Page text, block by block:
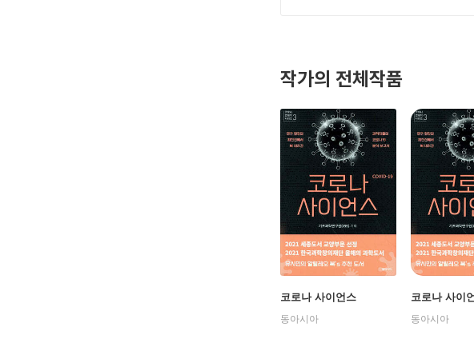
작가의 전체작품
코로나 사이언스
동아시아
코로나 사이
동아시아